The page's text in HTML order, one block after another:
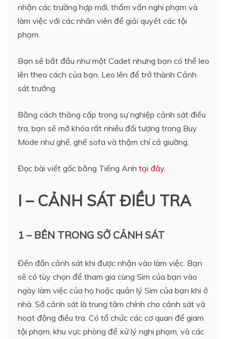
nhận các trường hợp mới, thẩm vấn nghi phạm và
làm việc với các nhân viên để giải quyết các tội
phạm.
Bạn sẽ bắt đầu như một Cadet nhưng bạn có thể leo
lên theo cách của bạn. Leo lên để trở thành Cảnh
sát trưởng.
Bằng cách thăng cấp trong sự nghiệp cảnh sát điều
tra, bạn sẽ mở khóa rất nhiều đối tượng trong Buy
Mode như ghế, ghế sofa và thậm chí cả giường.
Đọc bài viết gốc bằng Tiếng Anh tại đây.
I – CẢNH SÁT ĐIỀU TRA
1 – BÊN TRONG SỞ CẢNH SÁT
Đến đồn cảnh sát khi được nhận vào làm việc. Bạn
sẽ có tùy chọn để tham gia cùng Sim của bạn vào
ngày làm việc của họ hoặc quản lý Sim của bạn khi ở
nhà. Sở cảnh sát là trung tâm chính cho cảnh sát và
hoạt động điều tra. Có tổ chức các cơ quan để giam
tội phạm, khu vực phòng để xử lý nghi phạm, và các